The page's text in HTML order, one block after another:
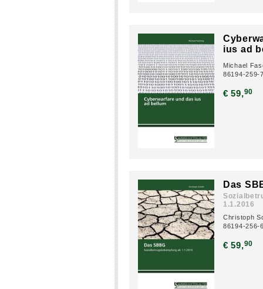
ius ad
Michael
86194-259-
€ 59,90
Das
1.1.2016
Christoph
86194-256-
€ 59,90